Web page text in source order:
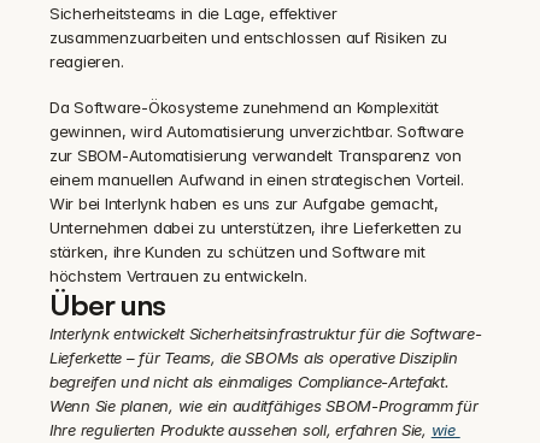
Sicherheitsteams in die Lage, effektiver
zusammenzuarbeiten und entschlossen auf Risiken zu
reagieren.
Da Software-Ökosysteme zunehmend an Komplexität
gewinnen, wird Automatisierung unverzichtbar. Software
zur SBOM-Automatisierung verwandelt Transparenz von
einem manuellen Aufwand in einen strategischen Vorteil.
Wir bei Interlynk haben es uns zur Aufgabe gemacht,
Unternehmen dabei zu unterstützen, ihre Lieferketten zu
stärken, ihre Kunden zu schützen und Software mit
höchstem Vertrauen zu entwickeln.
Über uns
Interlynk entwickelt Sicherheitsinfrastruktur für die Software-
Lieferkette – für Teams, die SBOMs als operative Disziplin
begreifen und nicht als einmaliges Compliance-Artefakt.
Wenn Sie planen, wie ein auditfähiges SBOM-Programm für
Ihre regulierten Produkte aussehen soll, erfahren Sie, wie